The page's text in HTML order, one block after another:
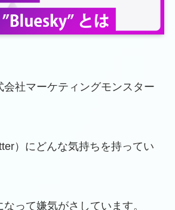
会社マーケティングモンスター
）にどんな気持ちを持ってい
って嫌気がさしています。